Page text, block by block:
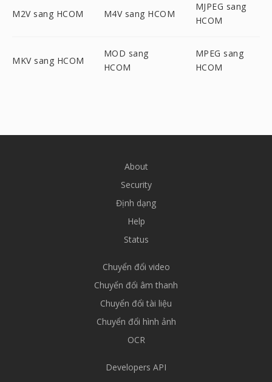
M2V sang HCOM M4V sang HCOM
MJPEG sang
HCOM
MKV sang HCOM
MOD sang
HCOM
MPEG sang
HCOM
About
Security
Định dạng
Help
Status
Chuyển đổi video
Chuyển đổi âm thanh
Chuyển đổi tài liệu
Chuyển đổi hình ảnh
OCR
Developers API